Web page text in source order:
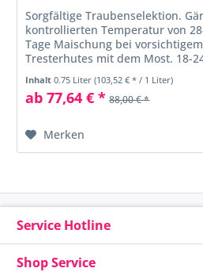
Sorgfältige Traubenselektion.
kontrollierten Temperatur von
Tage Maischung bei
Tresterhutes mit dem Most. 18-
Barriquesaus französischer
Inhalt0.75 Liter(103,52 € * / 1 Liter)
ab 77,64 € * 88,00 € *
Merken
Service Hotline
Shop Service